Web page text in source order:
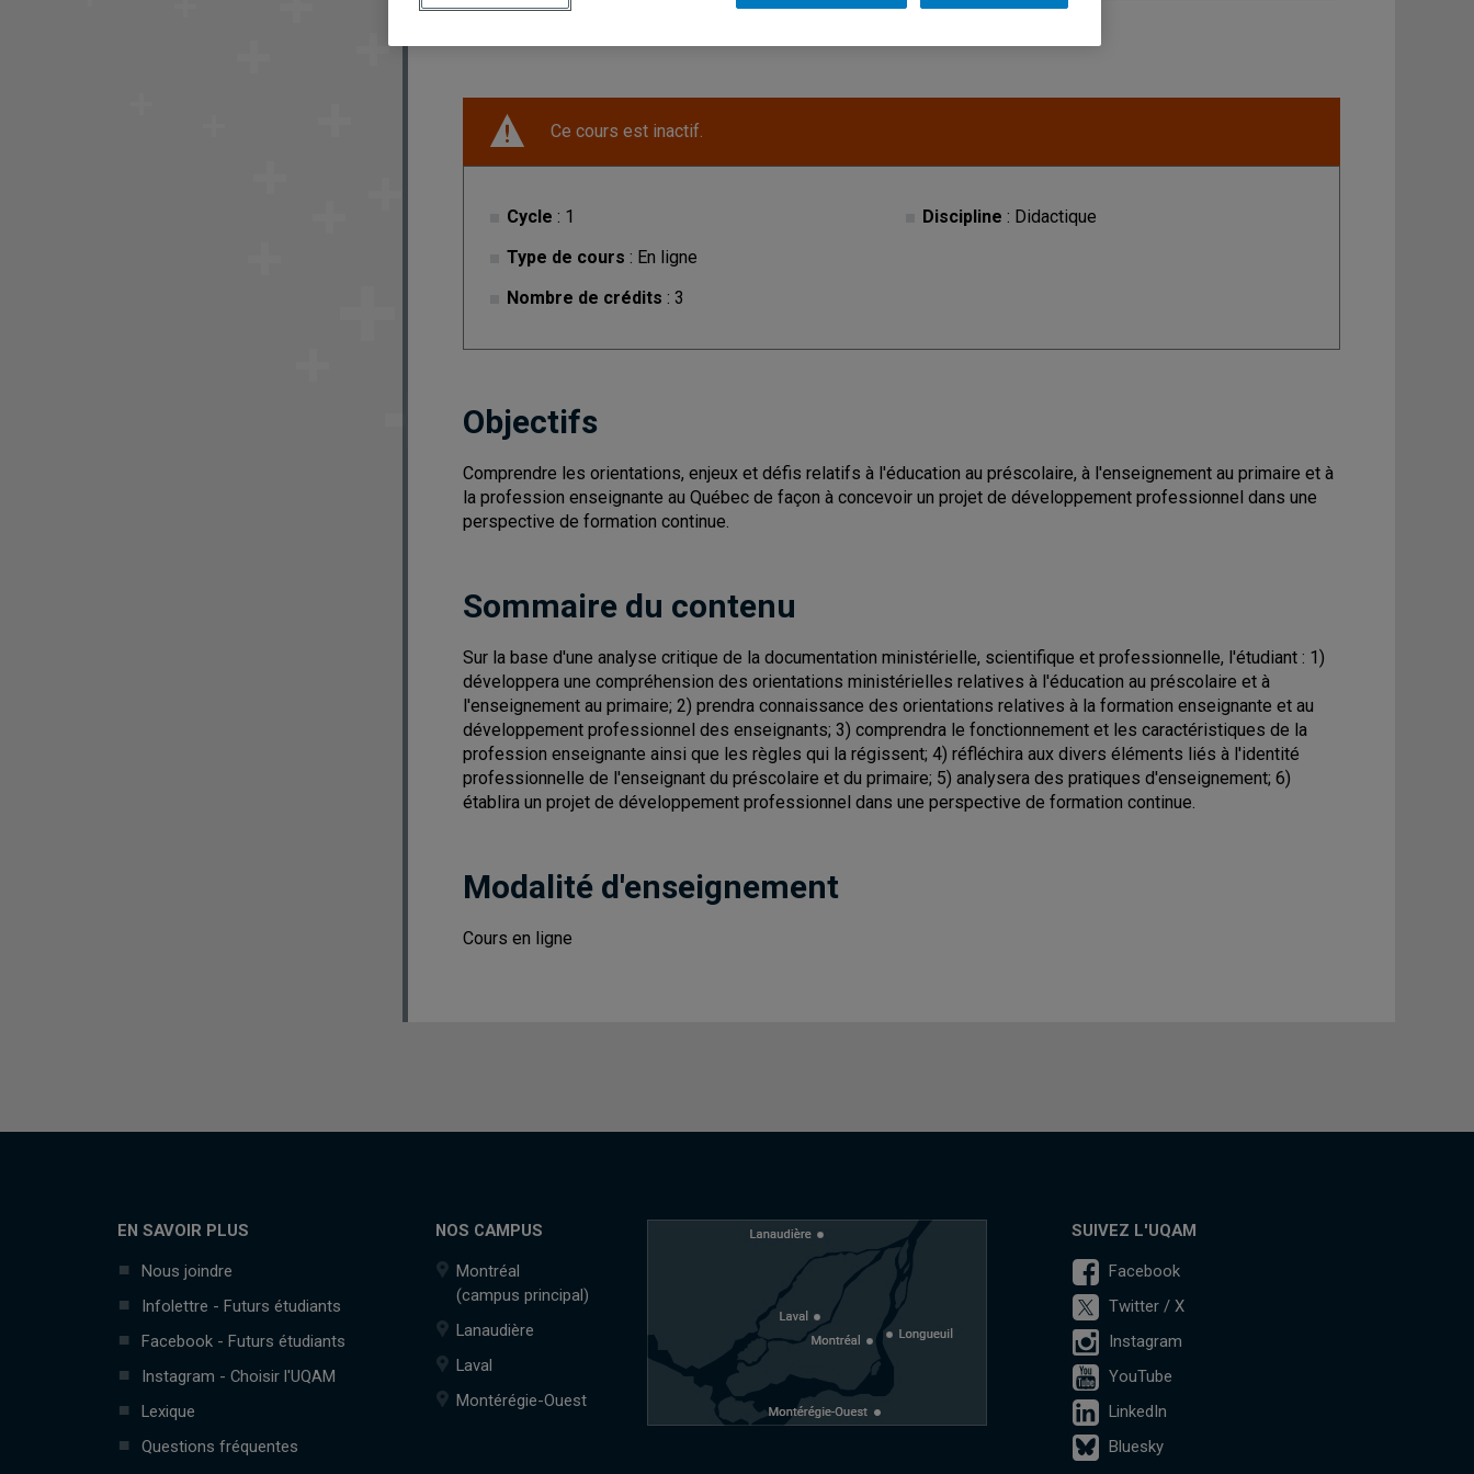
Ce cours est inactif.
Cycle : 1
Type de cours : En ligne
Nombre de crédits : 3
Discipline : Didactique
Objectifs
Comprendre les orientations, enjeux et défis relatifs à l'éducation au préscolaire, à l'enseignement au primaire et à
la profession enseignante au Québec de façon à concevoir un projet de développement professionnel dans une
perspective de formation continue.
Sommaire du contenu
Sur la base d'une analyse critique de la documentation ministérielle, scientifique et professionnelle, l'étudiant : 1)
développera une compréhension des orientations ministérielles relatives à l'éducation au préscolaire et à
l'enseignement au primaire; 2) prendra connaissance des orientations relatives à la formation enseignante et au
développement professionnel des enseignants; 3) comprendra le fonctionnement et les caractéristiques de la
profession enseignante ainsi que les règles qui la régissent; 4) réfléchira aux divers éléments liés à l'identité
professionnelle de l'enseignant du préscolaire et du primaire; 5) analysera des pratiques d'enseignement; 6)
établira un projet de développement professionnel dans une perspective de formation continue.
Modalité d'enseignement
Cours en ligne
EN SAVOIR PLUS
Nous joindre
Infolettre - Futurs étudiants
Facebook - Futurs étudiants
Instagram - Choisir l'UQAM
Lexique
Questions fréquentes
NOS CAMPUS
Montréal
(campus principal)
Lanaudière
Laval
Montérégie-Ouest
SUIVEZ L'UQAM
Facebook
Twitter / X
Instagram
YouTube
LinkedIn
Bluesky